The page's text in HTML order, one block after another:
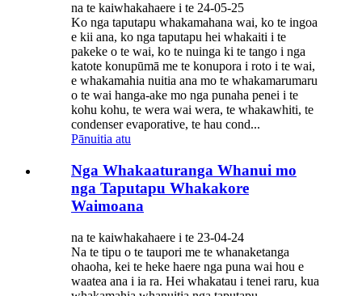
na te kaiwhakahaere i te 24-05-25
Ko nga taputapu whakamahana wai, ko te ingoa
e kii ana, ko nga taputapu hei whakaiti i te
pakeke o te wai, ko te nuinga ki te tango i nga
katote konupūmā me te konupora i roto i te wai,
e whakamahia nuitia ana mo te whakamarumaru
o te wai hanga-ake mo nga punaha penei i te
kohu kohu, te wera wai wera, te whakawhiti, te
condenser evaporative, te hau cond...
Pānuitia atu
Nga Whakaaturanga Whanui mo
nga Taputapu Whakakore
Waimoana
na te kaiwhakahaere i te 23-04-24
Na te tipu o te taupori me te whanaketanga
ohaoha, kei te heke haere nga puna wai hou e
waatea ana i ia ra. Hei whakatau i tenei raru, kua